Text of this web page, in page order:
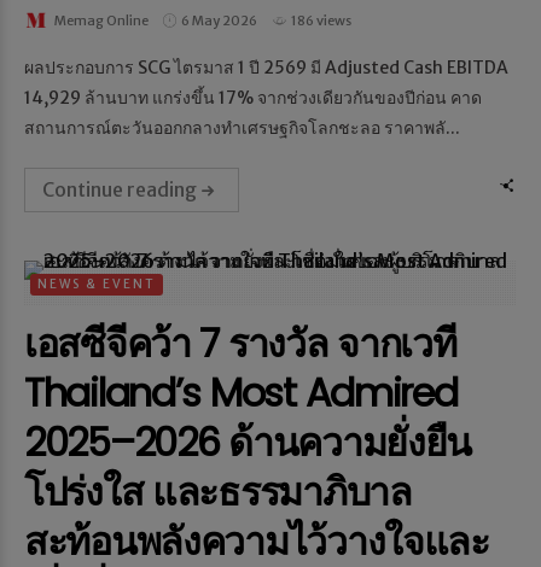
Memag Online 6 May 2026 186 views
ผลประกอบการ SCG ไตรมาส 1 ปี 2569 มี Adjusted Cash EBITDA
14,929 ล้านบาท แกร่งขึ้น 17% จากช่วงเดียวกันของปีก่อน คาด
สถานการณ์ตะวันออกกลางทำเศรษฐกิจโลกชะลอ ราคาพลั...
Continue reading
NEWS & EVENT
เอสซีจีคว้า 7 รางวัล จากเวที
Thailand’s Most Admired
2025–2026 ด้านความยั่งยืน
โปร่งใส และธรรมาภิบาล
สะท้อนพลังความไว้วางใจและ